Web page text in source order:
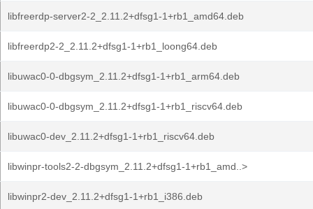
libfreerdp-server2-2_2.11.2+dfsg1-1+rb1_amd64.deb
libfreerdp2-2_2.11.2+dfsg1-1+rb1_loong64.deb
libuwac0-0-dbgsym_2.11.2+dfsg1-1+rb1_arm64.deb
libuwac0-0-dbgsym_2.11.2+dfsg1-1+rb1_riscv64.deb
libuwac0-dev_2.11.2+dfsg1-1+rb1_riscv64.deb
libwinpr-tools2-2-dbgsym_2.11.2+dfsg1-1+rb1_amd..>
libwinpr2-dev_2.11.2+dfsg1-1+rb1_i386.deb